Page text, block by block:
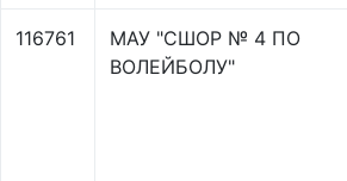
116761
МАУ "СШОР № 4 ПО
ВОЛЕЙБОЛУ"